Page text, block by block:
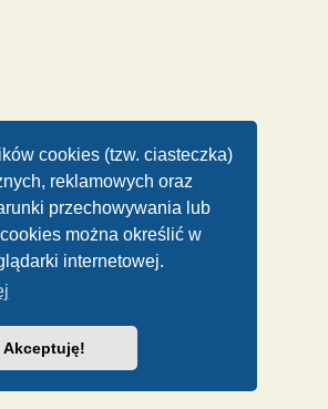
cookies (tzw. ciasteczka)
reklamowych oraz
przechowywania lub
można określić w
internetowej.
Akceptuję!